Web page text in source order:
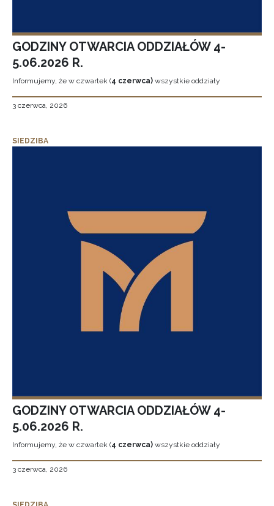
GODZINY OTWARCIA ODDZIAŁÓW 4-
5.06.2026 R.
Informujemy, że w czwartek (4 czerwca) wszystkie oddziały
3 czerwca, 2026
SIEDZIBA
GODZINY OTWARCIA ODDZIAŁÓW 4-
5.06.2026 R.
Informujemy, że w czwartek (4 czerwca) wszystkie oddziały
3 czerwca, 2026